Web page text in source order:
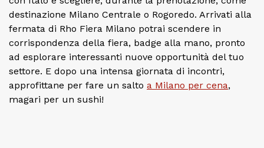
destinazione Milano Centrale o Rogoredo. Arrivati alla
fermata di Rho Fiera Milano potrai scendere in
corrispondenza della fiera, badge alla mano, pronto
ad esplorare interessanti nuove opportunità del tuo
settore. E dopo una intensa giornata di incontri,
approfittane per fare un salto a Milano per cena,
magari per un sushi!